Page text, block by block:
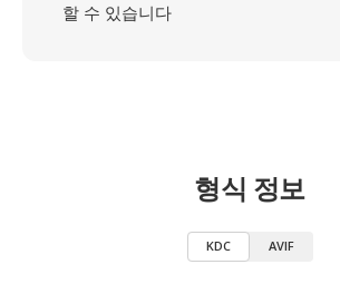
할 수 있습니다
형식 정보
KDC AVIF